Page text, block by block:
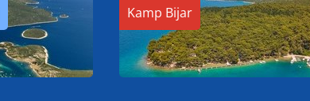
Kamp Bijar